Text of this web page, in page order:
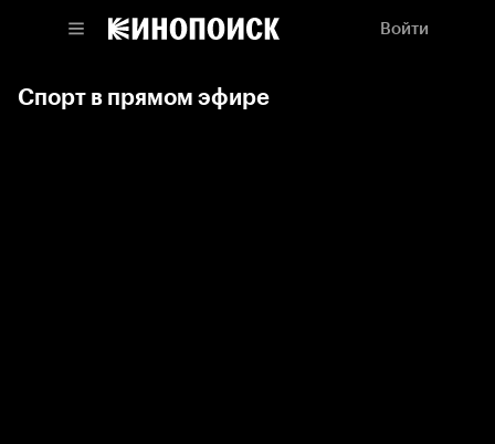
Войти
Спорт в прямом эфире